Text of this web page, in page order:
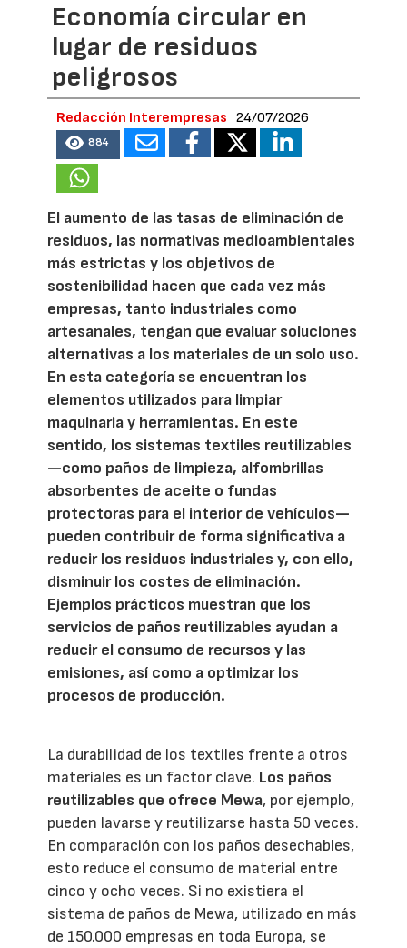
Economía circular en
lugar de residuos
peligrosos
Redacción Interempresas 24/07/2026
884
El aumento de las tasas de eliminación de
residuos, las normativas medioambientales
más estrictas y los objetivos de
sostenibilidad hacen que cada vez más
empresas, tanto industriales como
artesanales, tengan que evaluar soluciones
alternativas a los materiales de un solo uso.
En esta categoría se encuentran los
elementos utilizados para limpiar
maquinaria y herramientas. En este
sentido, los sistemas textiles reutilizables
—como paños de limpieza, alfombrillas
absorbentes de aceite o fundas
protectoras para el interior de vehículos—
pueden contribuir de forma significativa a
reducir los residuos industriales y, con ello,
disminuir los costes de eliminación.
Ejemplos prácticos muestran que los
servicios de paños reutilizables ayudan a
reducir el consumo de recursos y las
emisiones, así como a optimizar los
procesos de producción.
La durabilidad de los textiles frente a otros
materiales es un factor clave. Los paños
reutilizables que ofrece Mewa, por ejemplo,
pueden lavarse y reutilizarse hasta 50 veces.
En comparación con los paños desechables,
esto reduce el consumo de material entre
cinco y ocho veces. Si no existiera el
sistema de paños de Mewa, utilizado en más
de 150.000 empresas en toda Europa, se